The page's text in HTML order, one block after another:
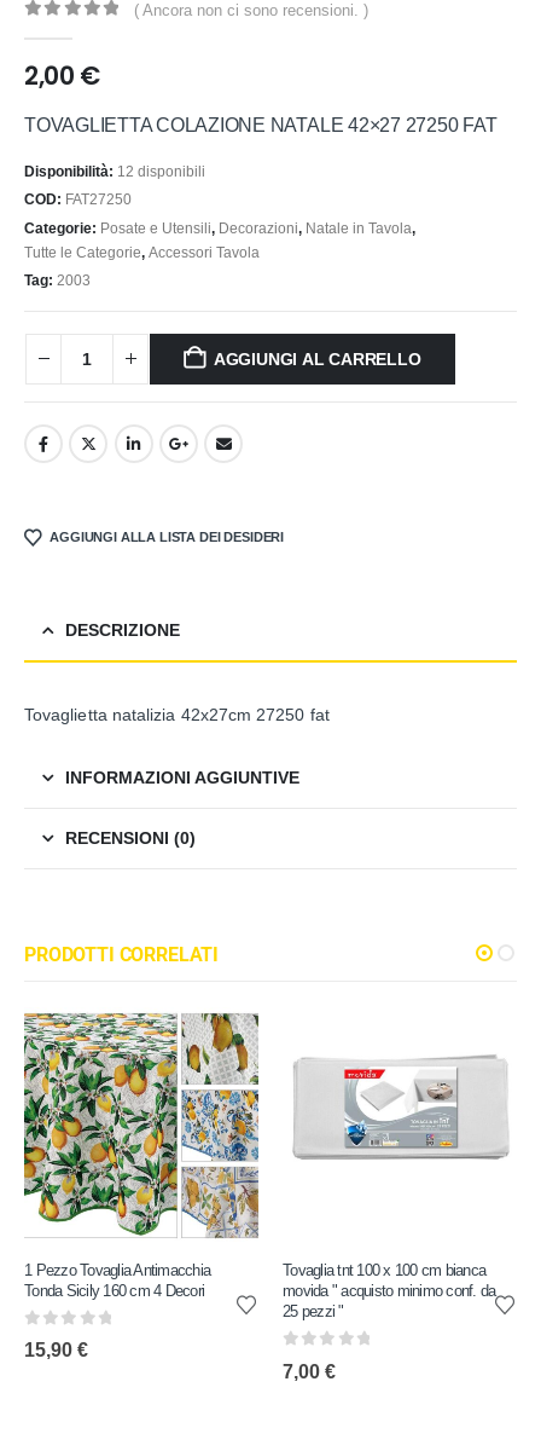
( Ancora non ci sono recensioni. )
2,00 €
TOVAGLIETTA COLAZIONE NATALE 42×27 27250 FAT
Disponibilità: 12 disponibili
COD: FAT27250
Categorie: Posate e Utensili, Decorazioni, Natale in Tavola,
Tutte le Categorie, Accessori Tavola
Tag: 2003
AGGIUNGI AL CARRELLO
AGGIUNGI ALLA LISTA DEI DESIDERI
DESCRIZIONE
Tovaglietta natalizia 42x27cm 27250 fat
INFORMAZIONI AGGIUNTIVE
RECENSIONI (0)
PRODOTTI CORRELATI
1 Pezzo Tovaglia Antimacchia
Tonda Sicily 160 cm 4 Decori
0out of 5
15,90 €
Tovaglia tnt 100 x 100 cm bianca
movida " acquisto minimo conf. da
25 pezzi "
7,00 €